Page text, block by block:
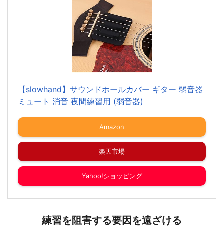
【slowhand】サウンドホールカバー ギター 弱音器
ミュート 消音 夜間練習用 (弱音器)
Amazon
楽天市場
Yahoo!ショッピング
練習を阻害する要因を遠ざける